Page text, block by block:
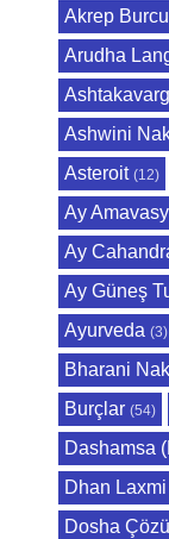
Akrep Burcu
Arudha
Ashwini
Asteroit (12)
Ay
Ay
Ay Güneş
Ayurveda (3)
Bharani
Burçlar (54)
Dashamsa
Dhan
Dosha